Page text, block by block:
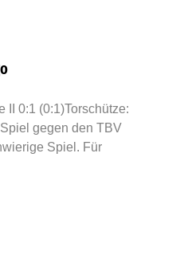
II 0:1 (0:1)Torschütze:
gegen den TBV
Spiel. Für